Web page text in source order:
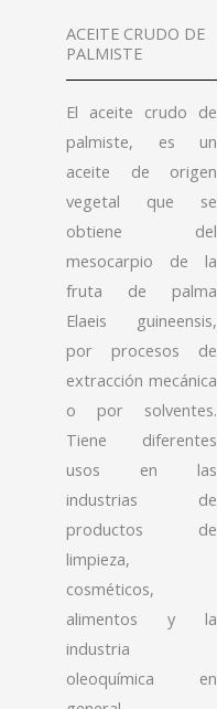
ACEITE CRUDO DE
PALMISTE
El aceite crudo de
palmiste, es un
aceite de origen
vegetal que se
obtiene del
mesocarpio de la
fruta de palma
Elaeis guineensis,
por procesos de
extracción mecánica
o por solventes.
Tiene diferentes
usos en las
industrias de
productos de
limpieza,
cosméticos,
alimentos y la
industria
oleoquímica en